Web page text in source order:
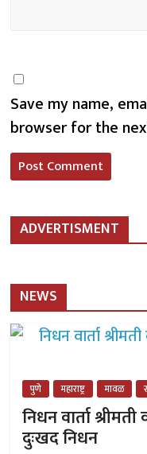
Save my name,
browser for the
ADVERTISMENT
NEWS
पुणे महाराष्ट्र मावळ
निधन वार्ता
दुःखद निधन